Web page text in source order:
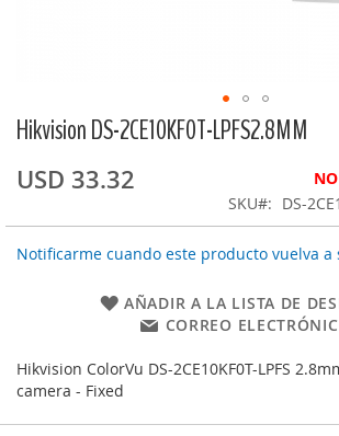
Hikvision DS-2CE10KF0T-LPFS2.8MM
USD 33.32
SKU
DS-
Notificarme cuando este producto vuelva a
AÑADIR A LA LISTA DE
CORREO
Hikvision ColorVu DS-2CE10KF0T-LPFS
camera - Fixed
Saltar
comienzo
de
de